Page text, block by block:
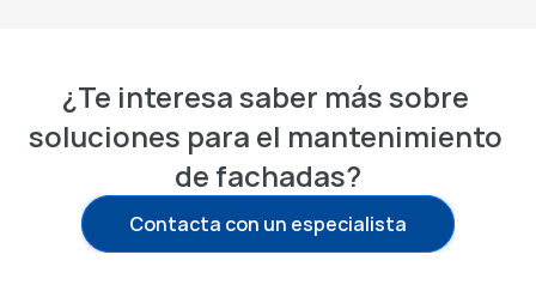
¿Te interesa saber más sobre
soluciones para el mantenimiento
de fachadas?
Contacta con un especialista